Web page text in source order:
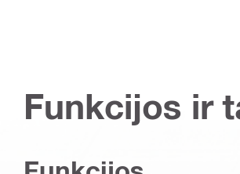
Funkcijos ir